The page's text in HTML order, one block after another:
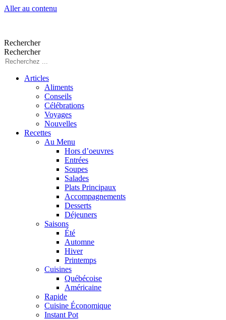
Aller au contenu
Rechercher
Rechercher
Articles
Aliments
Conseils
Célébrations
Voyages
Nouvelles
Recettes
Au Menu
Hors d’oeuvres
Entrées
Soupes
Salades
Plats Principaux
Accompagnements
Desserts
Déjeuners
Saisons
Été
Automne
Hiver
Printemps
Cuisines
Québécoise
Américaine
Rapide
Cuisine Économique
Instant Pot